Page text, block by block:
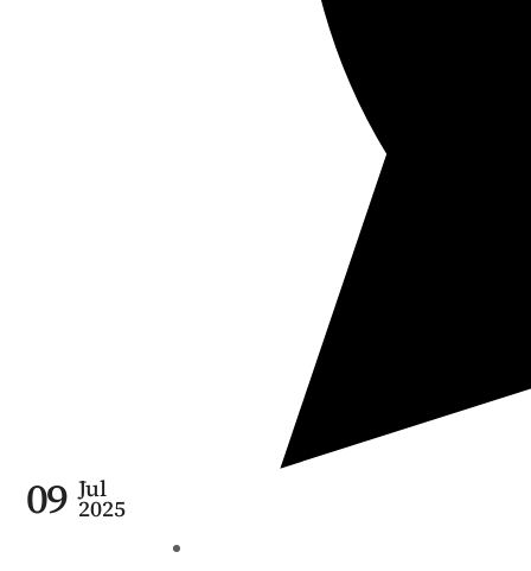
09 Jul
2025